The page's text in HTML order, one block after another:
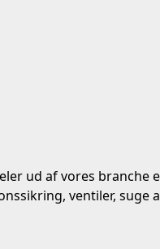
ud af vores branche
ventiler, suge